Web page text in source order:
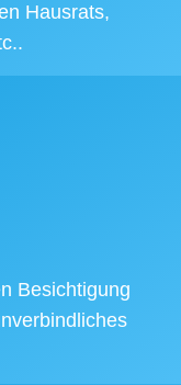
Hausrats,
Besichtigung